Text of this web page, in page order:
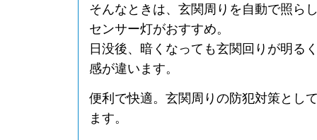
そんなときは、玄関周りを自動で照ら
センサー灯がおすすめ。
日没後、暗くなっても玄関回りが明る
感が違います。
便利で快適。玄関周りの防犯対策とし
ます。